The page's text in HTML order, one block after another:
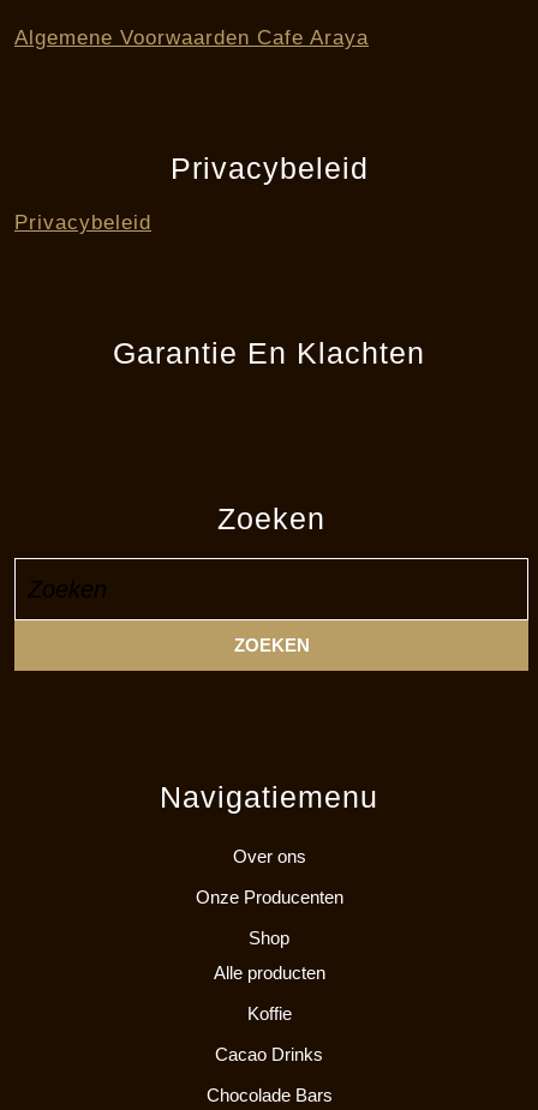
Algemene Voorwaarden Cafe Araya
Privacybeleid
Privacybeleid
Garantie En Klachten
Zoeken
naar:
Navigatiemenu
Over ons
Onze Producenten
Shop
Alle producten
Koffie
Cacao Drinks
Chocolade Bars